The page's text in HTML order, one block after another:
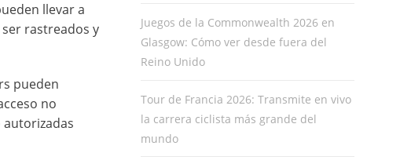
llevar a
rastreados y
pueden
no
Juegos de la Commonwealth 2026 en
Glasgow: Cómo ver desde fuera del
Reino Unido
Tour de Francia 2026: Transmite en vivo
la carrera ciclista más grande del
mundo